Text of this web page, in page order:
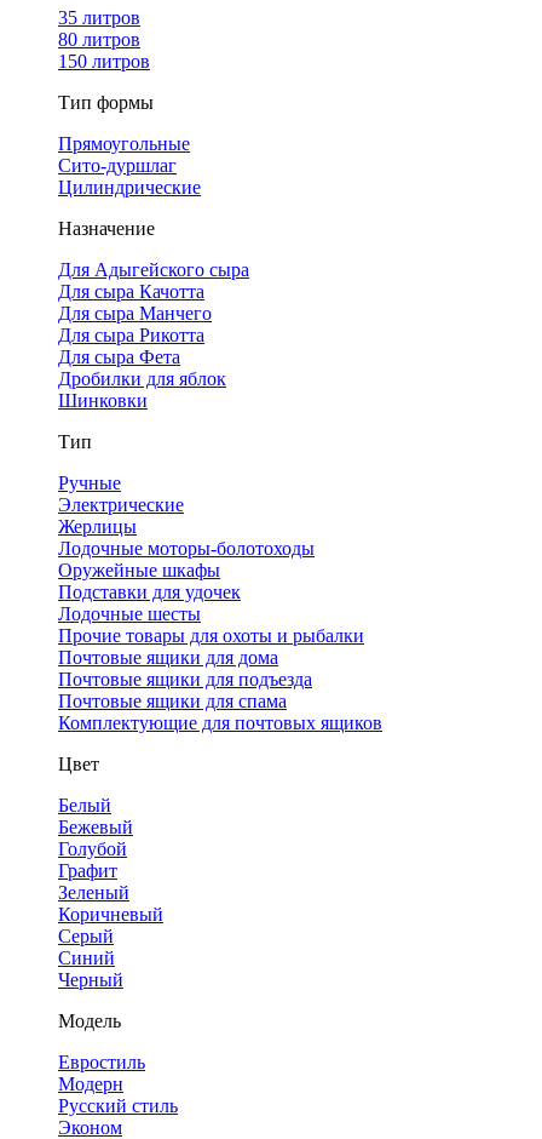
35 литров
80 литров
150 литров
Тип формы
Прямоугольные
Сито-дуршлаг
Цилиндрические
Назначение
Для Адыгейского сыра
Для сыра Качотта
Для сыра Манчего
Для сыра Рикотта
Для сыра Фета
Дробилки для яблок
Шинковки
Тип
Ручные
Электрические
Жерлицы
Лодочные моторы-болотоходы
Оружейные шкафы
Подставки для удочек
Лодочные шесты
Прочие товары для охоты и рыбалки
Почтовые ящики для дома
Почтовые ящики для подъезда
Почтовые ящики для спама
Комплектующие для почтовых ящиков
Цвет
Белый
Бежевый
Голубой
Графит
Зеленый
Коричневый
Серый
Синий
Черный
Модель
Евростиль
Модерн
Русский стиль
Эконом